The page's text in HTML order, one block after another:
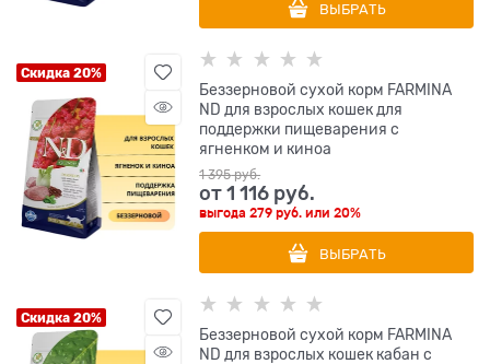
ВЫБРАТЬ
Скидка 20%
Беззерновой cухой корм FARMINA
ND для взрослых кошек для
поддержки пищеварения с
ягненком и киноа
1 395 руб.
от1 116 руб.
выгода279 руб. или20%
ВЫБРАТЬ
Скидка 20%
Беззерновой cухой корм FARMINA
ND для взрослых кошек кабан с